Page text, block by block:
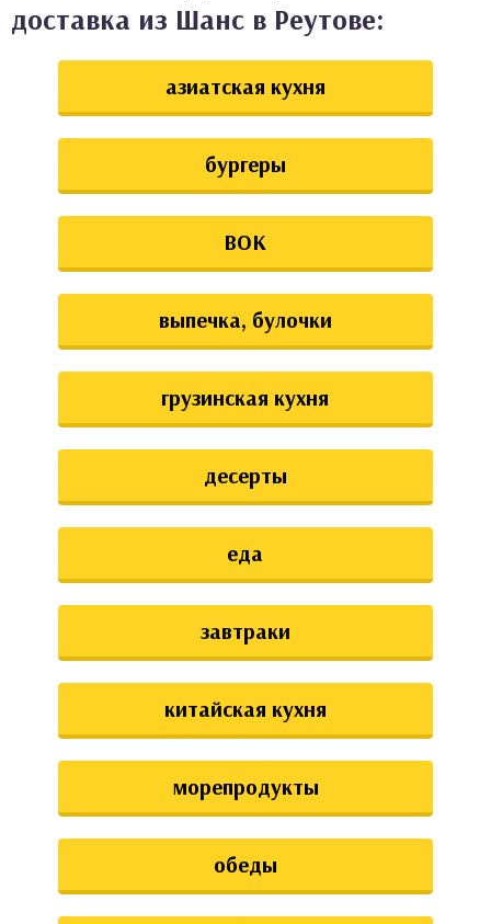
доставка из Шанс в Реутове:
азиатская кухня
бургеры
ВОК
выпечка, булочки
грузинская кухня
десерты
еда
завтраки
китайская кухня
морепродукты
обеды